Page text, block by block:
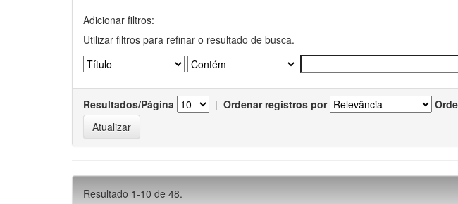
Adicionar filtros:
Utilizar filtros para refinar o resultado de busca.
Resultados/Página | Ordenar registros por
Resultado 1-10 de 48.